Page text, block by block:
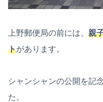
上野郵便局の前には、 親
トがあります。
シャンシャンの公開を記
た。